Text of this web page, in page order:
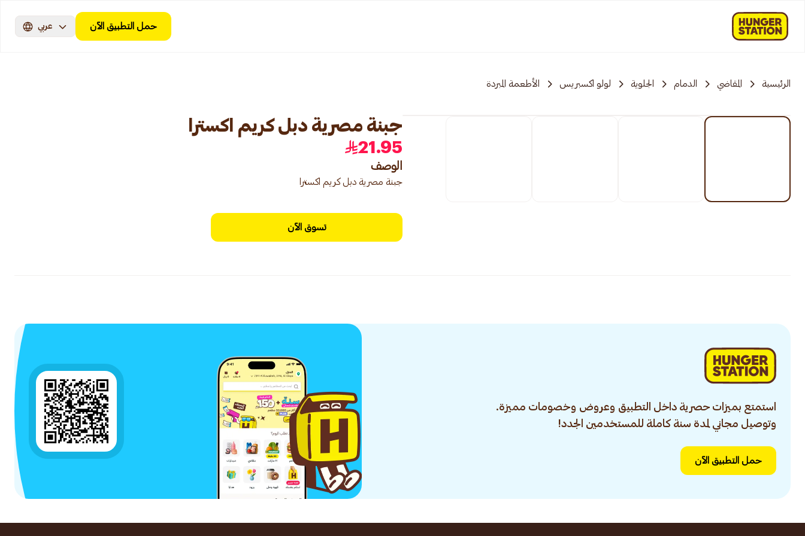
حمل التطبيق الآن عربي
الرئيسية المقاضي الدمام الجلوية لولو اكسبريس الأطعمة المبردة
جبنة مصرية دبل كريم اكسترا
21.95
الوصف
جبنة مصرية دبل كريم اكسترا
تسوق الآن
استمتع بميزات حصرية داخل التطبيق وعروض وخصومات مميزة.
وتوصيل مجاني لمدة سنة كاملة للمستخدمين الجدد!
حمل التطبيق الآن